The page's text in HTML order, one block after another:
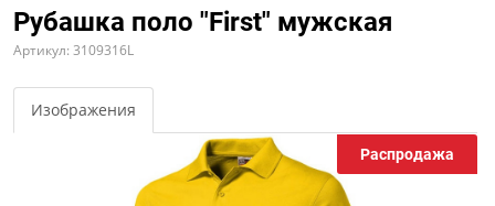
Рубашка поло "First" мужская
Артикул: 3109316L
Изображения
Распродажа